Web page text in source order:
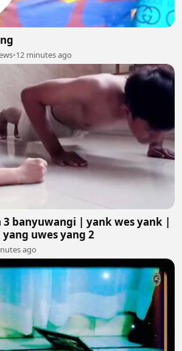
•12 minutes ago
banyuwangi | yank wes yank |
uwes yang 2
ago